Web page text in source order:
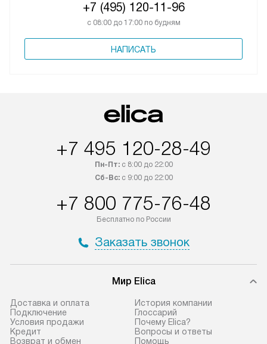
+7 (495) 120-11-96
с 08:00 до 17:00 по будням
НАПИСАТЬ
+7 495 120-28-49
Пн-Пт:с 8:00 до 22:00
Сб-Вс:с 9:00 до 22:00
+7 800 775-76-48
Бесплатно по России
Заказать звонок
Мир Elica
Доставка и оплата
Подключение
Условия продажи
Кредит
Возврат и обмен
История компании
Глоссарий
Почему Elica?
Вопросы и ответы
Помощь